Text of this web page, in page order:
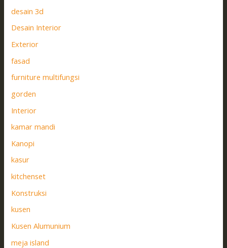
desain 3d
Desain Interior
Exterior
fasad
furniture multifungsi
gorden
Interior
kamar mandi
Kanopi
kasur
kitchenset
Konstruksi
kusen
Kusen Alumunium
meja island